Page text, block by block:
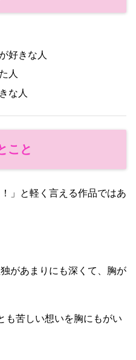
好きな人
人
な人
こと
」と軽く言える作品ではあ
があまりにも深くて、胸が
も苦しい想いを胸にもがい